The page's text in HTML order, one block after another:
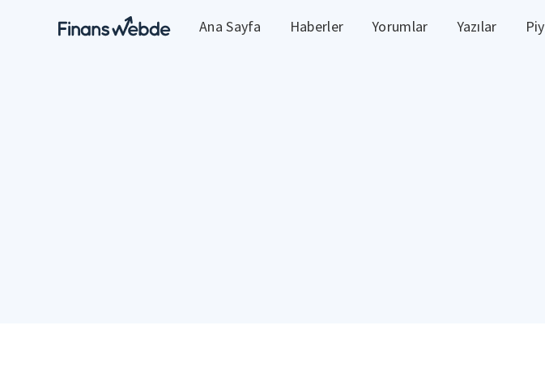
Ana Sayfa Haberler Yorumlar Yazılar